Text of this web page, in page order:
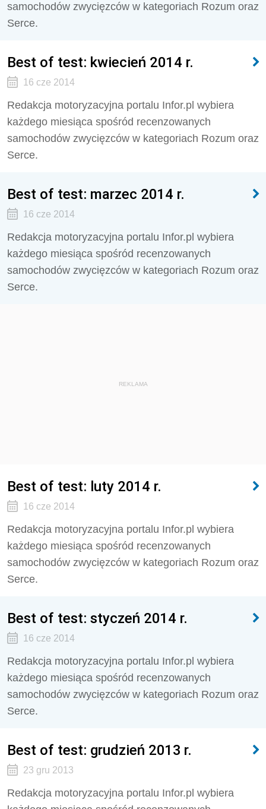
samochodów zwycięzców w kategoriach Rozum oraz
Serce.
Best of test: kwiecień 2014 r.
16 cze 2014
Redakcja motoryzacyjna portalu Infor.pl wybiera
każdego miesiąca spośród recenzowanych
samochodów zwycięzców w kategoriach Rozum oraz
Serce.
Best of test: marzec 2014 r.
16 cze 2014
Redakcja motoryzacyjna portalu Infor.pl wybiera
każdego miesiąca spośród recenzowanych
samochodów zwycięzców w kategoriach Rozum oraz
Serce.
REKLAMA
Best of test: luty 2014 r.
16 cze 2014
Redakcja motoryzacyjna portalu Infor.pl wybiera
każdego miesiąca spośród recenzowanych
samochodów zwycięzców w kategoriach Rozum oraz
Serce.
Best of test: styczeń 2014 r.
16 cze 2014
Redakcja motoryzacyjna portalu Infor.pl wybiera
każdego miesiąca spośród recenzowanych
samochodów zwycięzców w kategoriach Rozum oraz
Serce.
Best of test: grudzień 2013 r.
23 gru 2013
Redakcja motoryzacyjna portalu Infor.pl wybiera